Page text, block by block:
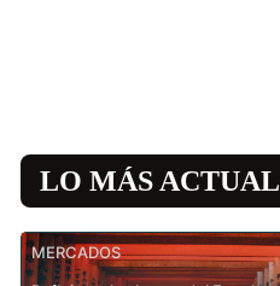
LO MÁS ACTUAL
MERCADOS